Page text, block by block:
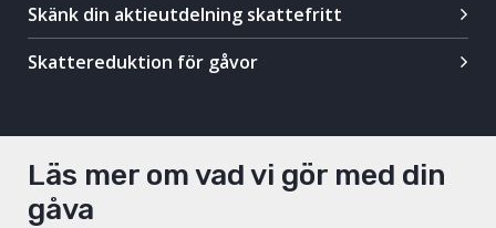
Skänk din aktieutdelning skattefritt
Skattereduktion för gåvor
Läs mer om vad vi gör med din
gåva